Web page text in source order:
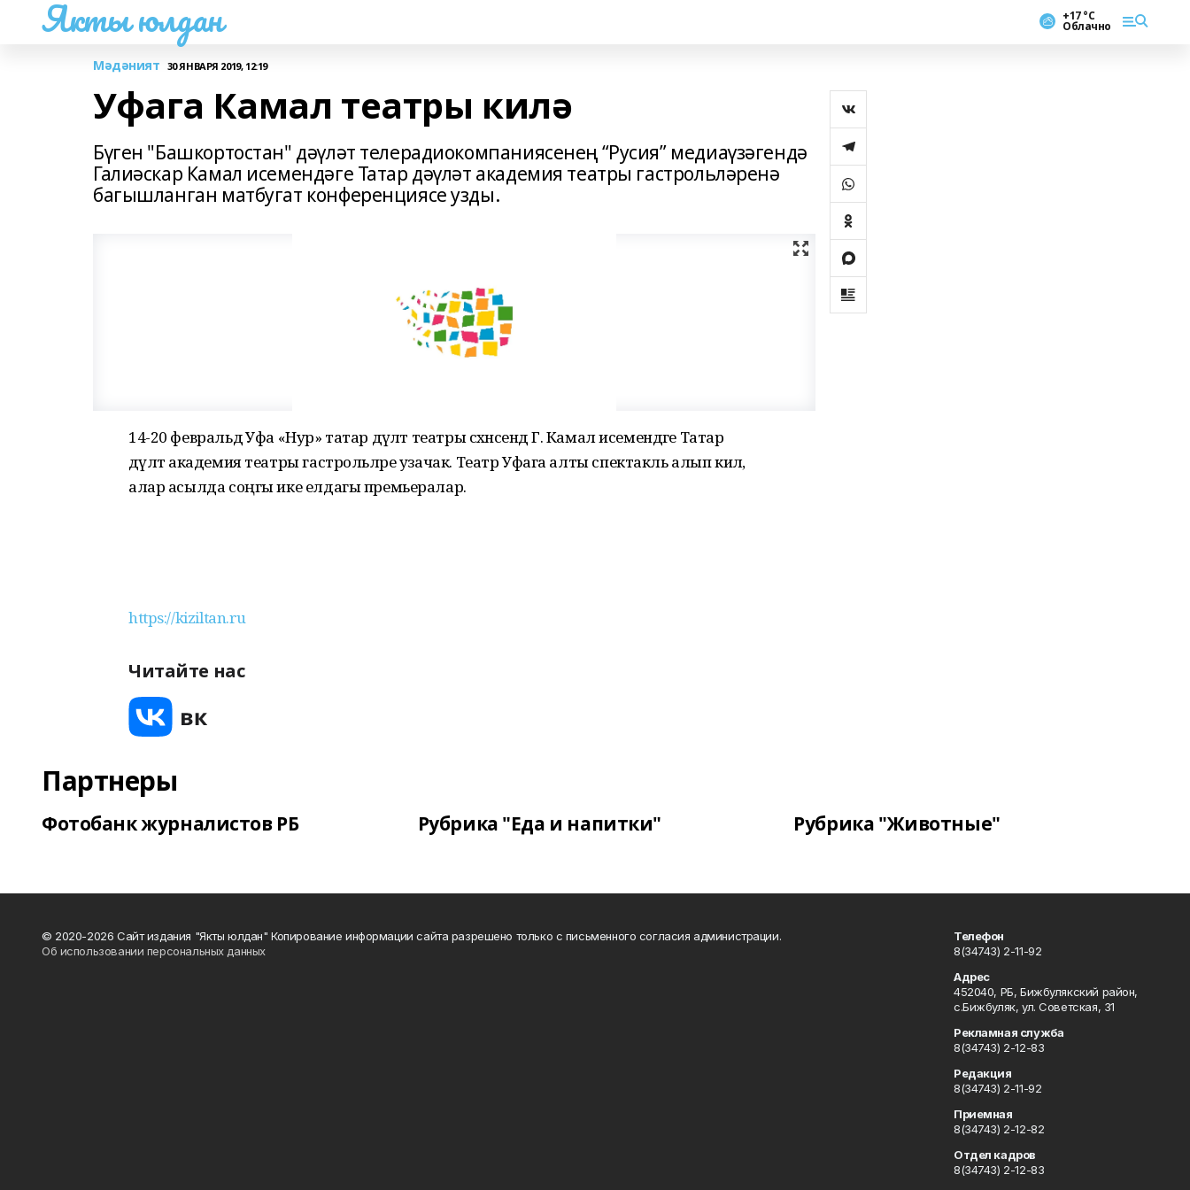
Якты юлдан +17 °С
Облачно
Мәдәният 30 ЯНВАРЯ 2019, 12:19
Уфага Камал театры килә
Бүген "Башкортостан" дәүләт телерадиокомпаниясенең “Русия” медиаүзәгендә
Галиәскар Камал исемендәге Татар дәүләт академия театры гастрольләренә
багышланган матбугат конференциясе узды.
14-20 февральдә Уфа «Нур» татар дәүләт театры сәхнәсендә Г. Камал исемендәге Татар
дәүләт академия театры гастрольләре узачак. Театр Уфага алты спектакль алып килә,
алар асылда соңгы ике елдагы премьералар.
https://kiziltan.ru
Читайте нас
Партнеры
Фотобанк журналистов РБ Рубрика "Еда и напитки" Рубрика "Животные"
© 2020-2026 Сайт издания "Якты юлдан" Копирование информации сайта разрешено только с письменного согласия администрации.
Об использовании персональных данных
Телефон
8(34743) 2-11-92
Адрес
452040, РБ, Бижбулякский район,
с.Бижбуляк, ул. Советская, 31
Рекламная служба
8(34743) 2-12-83
Редакция
8(34743) 2-11-92
Приемная
8(34743) 2-12-82
Отдел кадров
8(34743) 2-12-83